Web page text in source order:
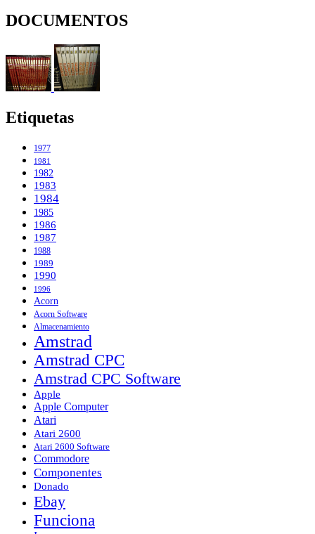
DOCUMENTOS
Etiquetas
1977
1981
1982
1983
1984
1985
1986
1987
1988
1989
1990
1996
Acorn
Acorn Software
Almacenamiento
Amstrad
Amstrad CPC
Amstrad CPC Software
Apple
Apple Computer
Atari
Atari 2600
Atari 2600 Software
Commodore
Componentes
Donado
Ebay
Funciona